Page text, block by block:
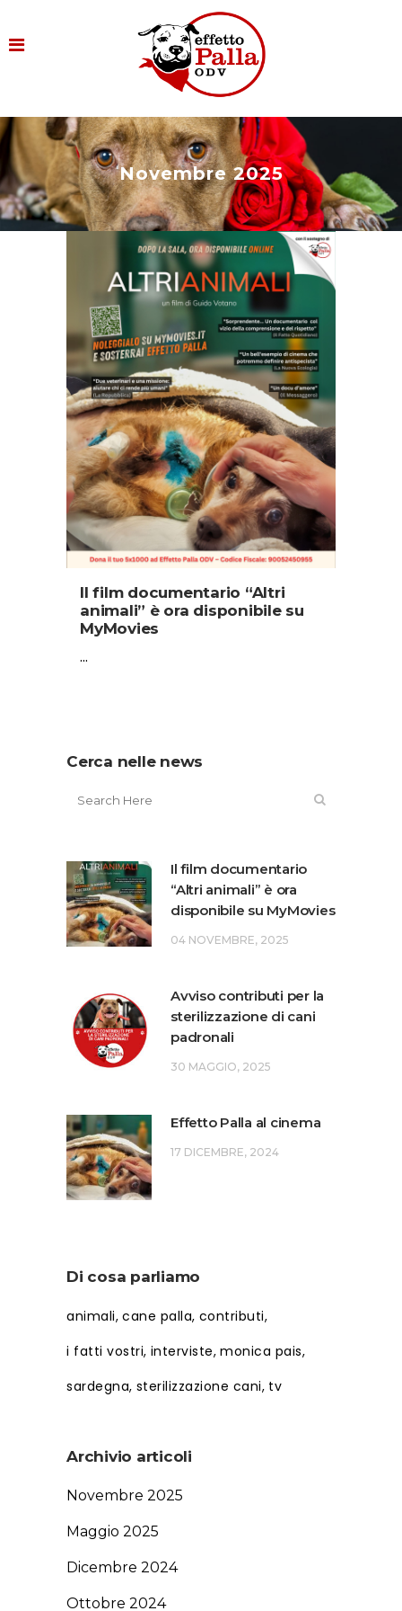
Novembre 2025
Il film documentario “Altri
animali” è ora disponibile su
MyMovies
...
Cerca nelle news
Il film documentario
“Altri animali” è ora
disponibile su MyMovies
04 NOVEMBRE, 2025
Avviso contributi per la
sterilizzazione di cani
padronali
30 MAGGIO, 2025
Effetto Palla al cinema
17 DICEMBRE, 2024
Di cosa parliamo
animali cane palla contributi
i fatti vostri interviste monica pais
sardegna sterilizzazione cani tv
Archivio articoli
Novembre 2025
Maggio 2025
Dicembre 2024
Ottobre 2024